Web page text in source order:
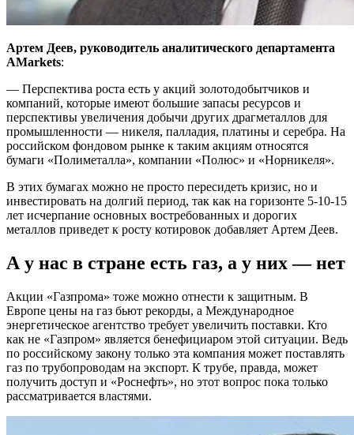
Артем Деев, руководитель аналитического департамента
AMarkets:
— Перспектива роста есть у акций золотодобытчиков и
компаний, которые имеют большие запасы ресурсов и
перспективы увеличения добычи других драгметаллов для
промышленности — никеля, палладия, платины и серебра. На
российском фондовом рынке к таким акциям относятся
бумаги «Полиметалла», компании «Полюс» и «Норникеля».
В этих бумагах можно не просто пересидеть кризис, но и
инвестировать на долгий период, так как на горизонте 5-10-15
лет исчерпание основных востребованных и дорогих
металлов приведет к росту котировок добавляет Артем Деев.
А у нас в стране есть газ, а у них — нет
Акции «Газпрома» тоже можно отнести к защитным. В
Европе цены на газ бьют рекорды, а Международное
энергетическое агентство требует увеличить поставки. Кто
как не «Газпром» является бенефициаром этой ситуации. Ведь
по российскому закону только эта компания может поставлять
газ по трубопроводам на экспорт. К трубе, правда, может
получить доступ и «Роснефть», но этот вопрос пока только
рассматривается властями.